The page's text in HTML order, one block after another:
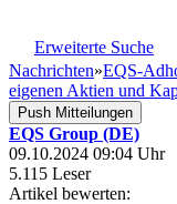
Erweiterte Suche
Nachrichten»EQS-
eigenen Aktien und
Push Mitteilungen
EQS Group (DE)
09.10.2024 09:04 Uhr
5.115 Leser
Artikel bewerten: